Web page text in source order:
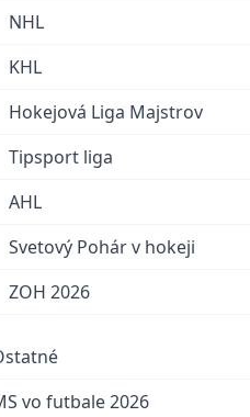
NHL
KHL
Hokejová Liga Majstrov
Tipsport liga
AHL
Svetový Pohár v hokeji
ZOH 2026
vo futbale 2026
Cháru! Na
Mohamed Salah
Mallorca s